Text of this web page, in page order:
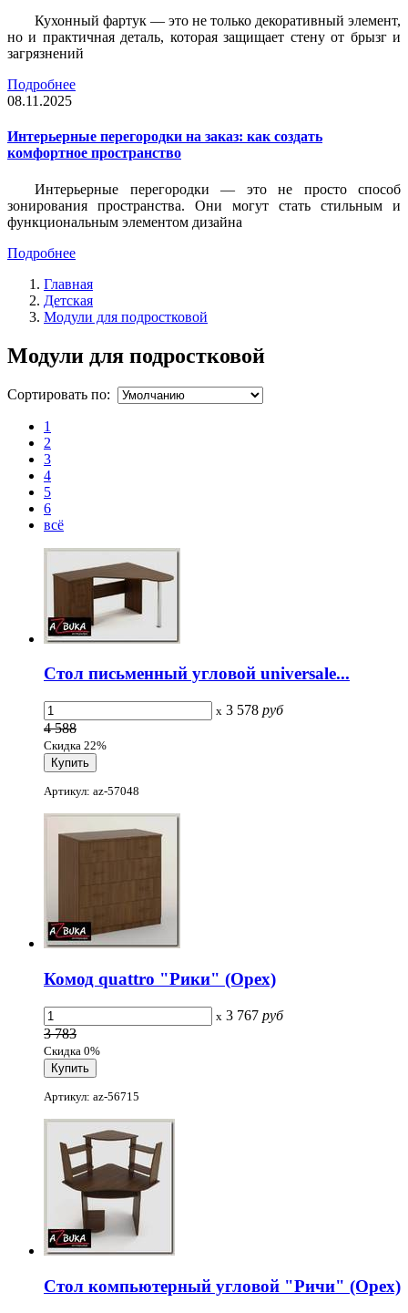
Кухонный фартук — это не только декоративный элемент,
но и практичная деталь, которая защищает стену от брызг и
загрязнений
Подробнее
08.11.2025
Интерьерные перегородки на заказ: как создать
комфортное пространство
Интерьерные перегородки — это не просто способ
зонирования пространства. Они могут стать стильным и
функциональным элементом дизайна
Подробнее
Главная
Детская
Модули для подростковой
Модули для подростковой
Сортировать по:
1
2
3
4
5
6
всё
Стол письменный угловой universale...
x 3 578 руб
4 588
Скидка 22%
Артикул: az-57048
Комод quattro "Рики" (Орех)
x 3 767 руб
3 783
Скидка 0%
Артикул: az-56715
Стол компьютерный угловой "Ричи" (Орех)